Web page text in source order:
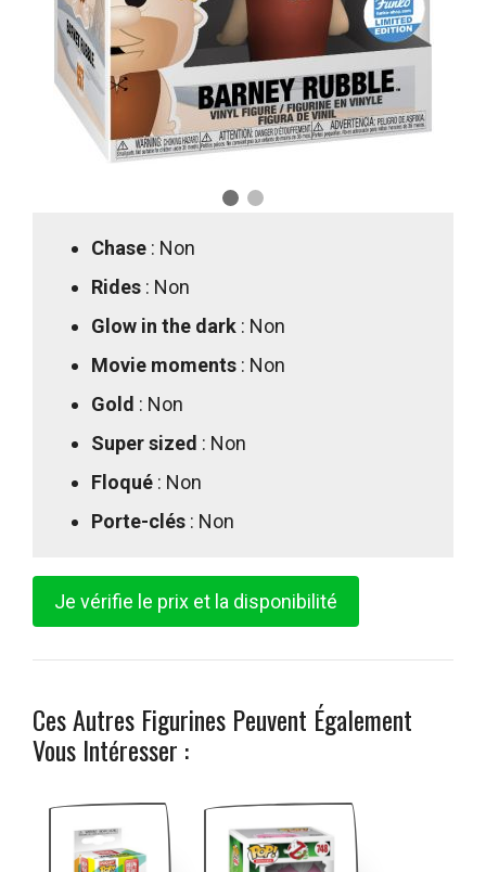
Chase : Non
Rides : Non
Glow in the dark : Non
Movie moments : Non
Gold : Non
Super sized : Non
Floqué : Non
Porte-clés : Non
Je vérifie le prix et la disponibilité
Ces Autres Figurines Peuvent Également
Vous Intéresser :